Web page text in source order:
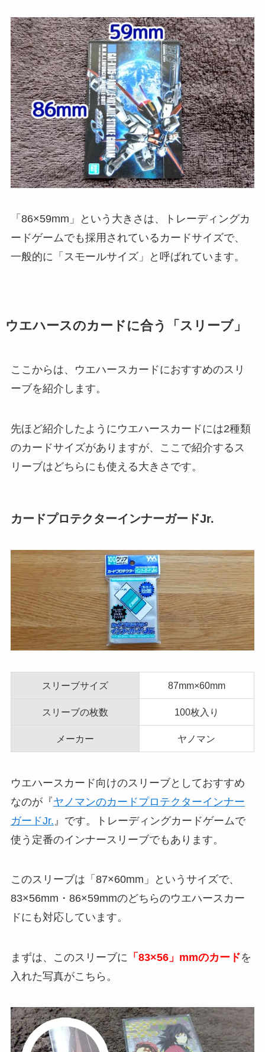
「86×59mm」という大きさは、トレーディングカ
ードゲームでも採用されているカードサイズで、
一般的に「スモールサイズ」と呼ばれています。
ウエハースのカードに合う「スリーブ」
ここからは、ウエハースカードにおすすめのスリ
ーブを紹介します。
先ほど紹介したようにウエハースカードには2種類
のカードサイズがありますが、ここで紹介するス
リーブはどちらにも使える大きさです。
カードプロテクターインナーガードJr.
スリーブサイズ 87mm×60mm
スリーブの枚数 100枚入り
メーカー ヤノマン
ウエハースカード向けのスリーブとしておすすめ
なのが『ヤノマンのカードプロテクターインナー
ガードJr. 』です。トレーディングカードゲームで
使う定番のインナースリーブでもあります。
このスリーブは「87×60mm」というサイズで、
83×56mm・86×59mmのどちらのウエハースカー
ドにも対応しています。
まずは、このスリーブに 「83×56」mmのカードを
入れた写真がこちら。